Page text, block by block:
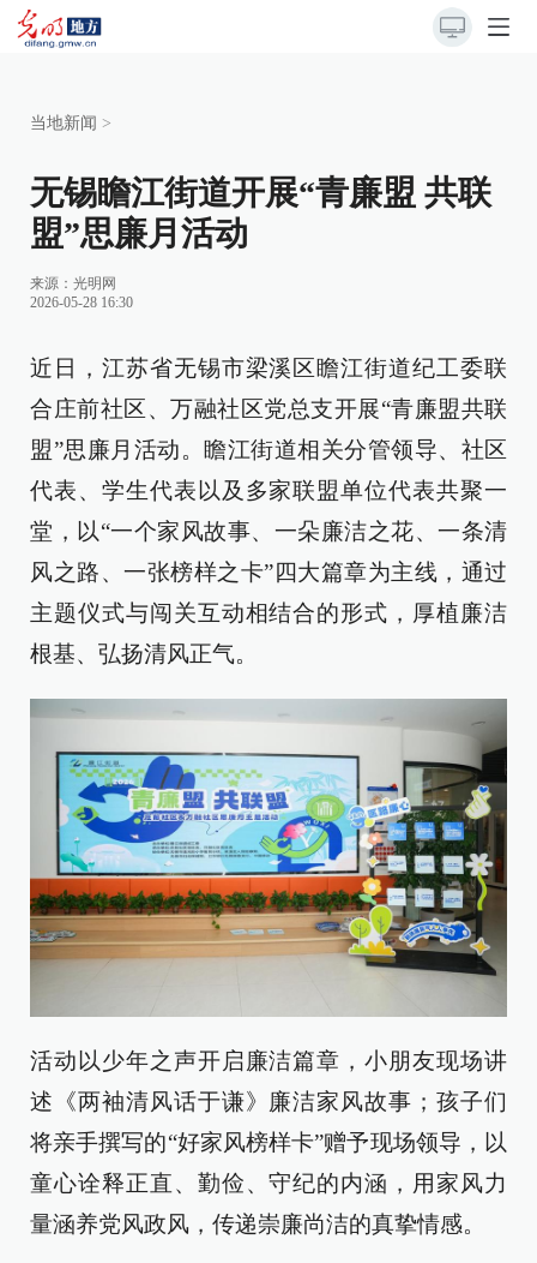
当地新闻 >
无锡瞻江街道开展“青廉盟 共联
盟”思廉月活动
来源： 光明网
2026-05-28 16:30
近日，江苏省无锡市梁溪区瞻江街道纪工委联
合庄前社区、万融社区党总支开展“青廉盟共联
盟”思廉月活动。瞻江街道相关分管领导、社区
代表、学生代表以及多家联盟单位代表共聚一
堂，以“一个家风故事、一朵廉洁之花、一条清
风之路、一张榜样之卡”四大篇章为主线，通过
主题仪式与闯关互动相结合的形式，厚植廉洁
根基、弘扬清风正气。
活动以少年之声开启廉洁篇章，小朋友现场讲
述《两袖清风话于谦》廉洁家风故事；孩子们
将亲手撰写的“好家风榜样卡”赠予现场领导，以
童心诠释正直、勤俭、守纪的内涵，用家风力
量涵养党风政风，传递崇廉尚洁的真挚情感。